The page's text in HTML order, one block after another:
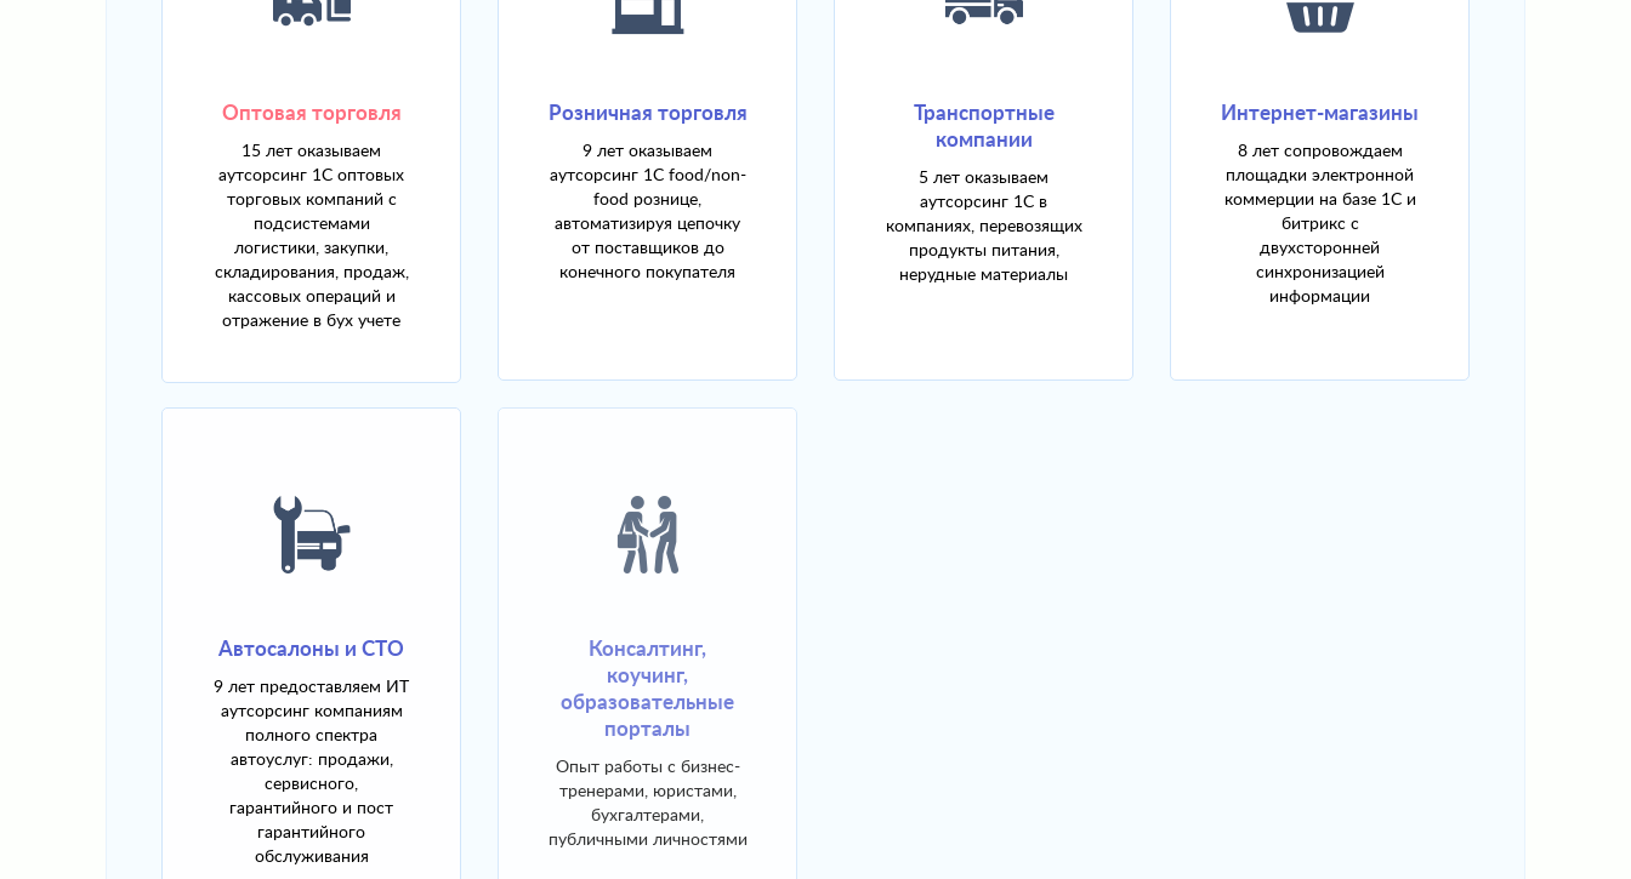
Оптовая торговля
15 лет оказываем
аутсорсинг 1С оптовых
торговых компаний с
подсистемами
логистики, закупки,
складирования, продаж,
кассовых операций и
отражение в бух учете
Розничная торговля
9 лет оказываем
аутсорсинг 1С food/non-
food рознице,
автоматизируя цепочку
от поставщиков до
конечного покупателя
Транспортные
компании
5 лет оказываем
аутсорсинг 1С в
компаниях, перевозящих
продукты питания,
нерудные материалы
Интернет-магазины
8 лет сопровождаем
площадки электронной
коммерции на базе 1С и
битрикс с
двухсторонней
синхронизацией
информации
Автосалоны и СТО
9 лет предоставляем ИТ
аутсорсинг компаниям
полного спектра
автоуслуг: продажи,
сервисного,
гарантийного и пост
гарантийного
обслуживания
Консалтинг,
коучинг,
образовательные
порталы
Опыт работы с бизнес-
тренерами, юристами,
бухгалтерами,
публичными личностями